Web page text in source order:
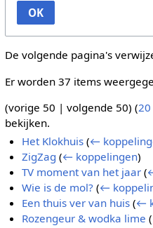
OK
De volgende pagina's
Er worden 37 items
(vorige 50 | volgende 50) (20
bekijken.
Het Klokhuis (←
ZigZag (← koppelingen)
TV moment van het jaar (
Wie is de mol? (←
Een thuis ver van huis (←
Rozengeur & wodka lime (